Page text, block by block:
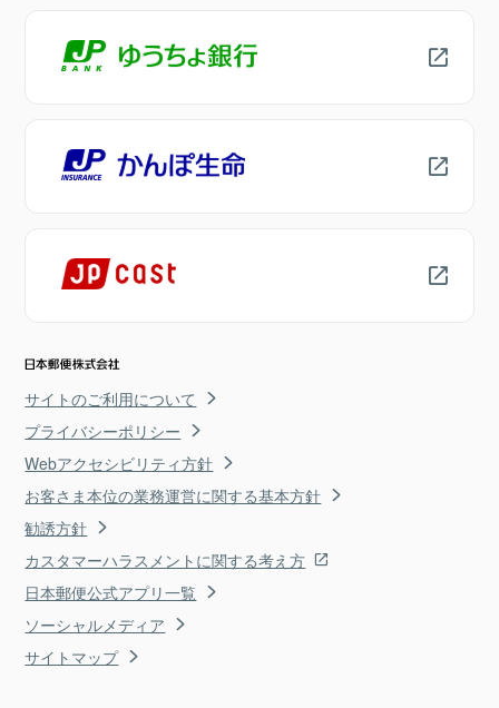
サイトのご利用について
プライバシーポリシー
Webアクセシビリティ方針
お客さま本位の業務運営に関する基本方針
勧誘方針
カスタマーハラスメントに関する考え方
日本郵便公式アプリ一覧
ソーシャルメディア
サイトマップ